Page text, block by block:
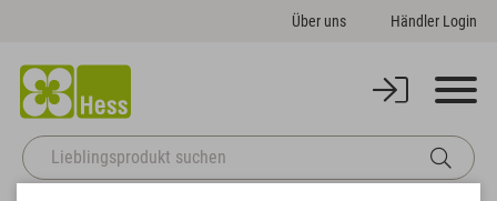
Über uns Händler Login